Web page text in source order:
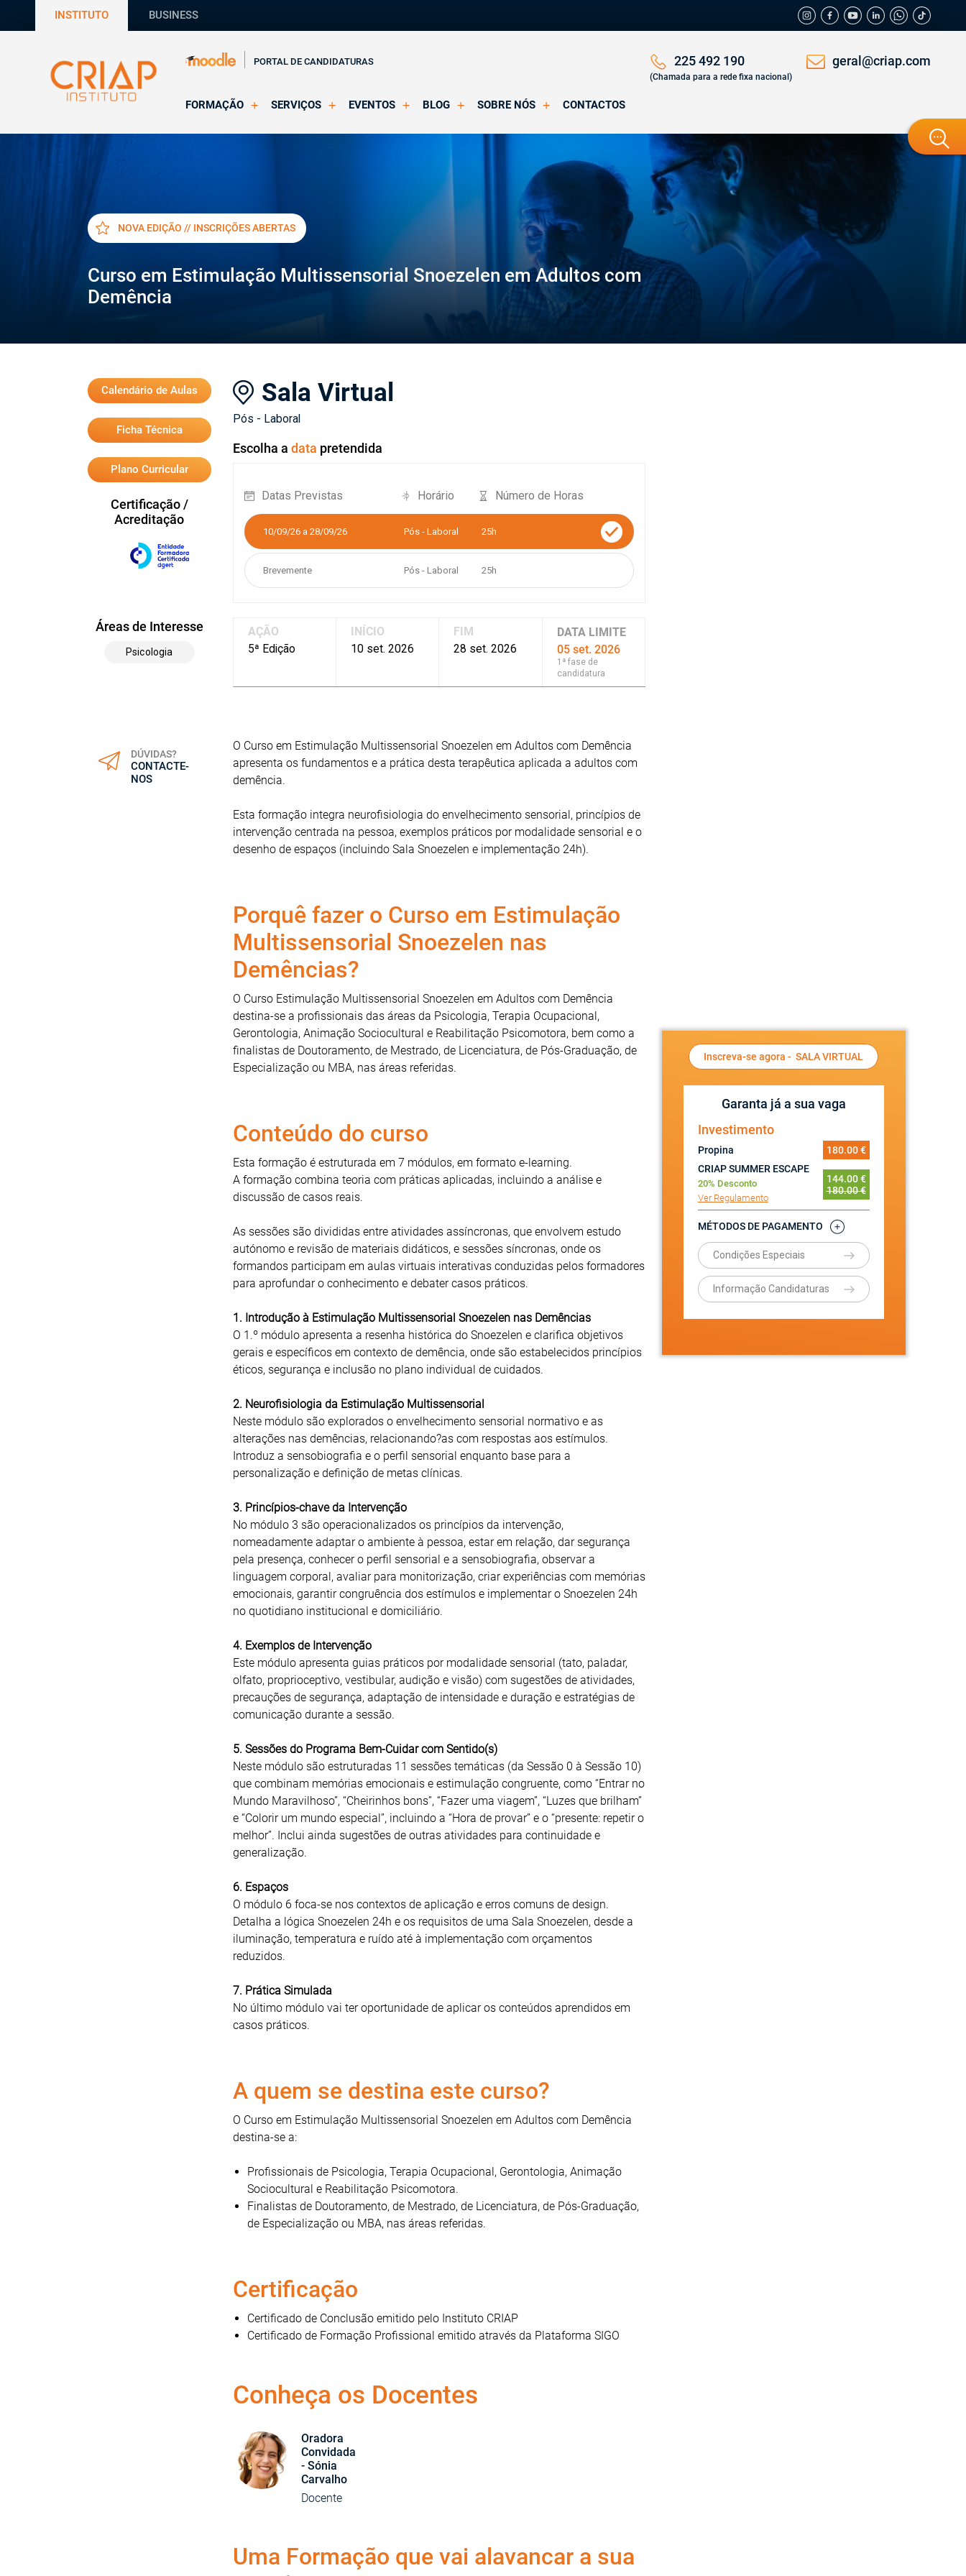
INSTITUTO BUSINESS
PORTAL DE CANDIDATURAS 225 492 190
(Chamada para a rede fixa nacional)
geral@criap.com
FORMAÇÃO SERVIÇOS EVENTOS BLOG SOBRE NÓS
Formação Acreditada OPP
Parcerias e Certificações
CONTACTOS
NOVA EDIÇÃO // INSCRIÇÕES ABERTAS
Curso em Estimulação Multissensorial Snoezelen em Adultos com
Demência
Calendário de Aulas
Ficha Técnica
Plano Curricular
Certificação /
Acreditação
Áreas de Interesse
Psicologia
DÚVIDAS?
CONTACTE-
NOS
Sala Virtual
Pós - Laboral
Escolha a data pretendida
Datas Previstas Horário Número de Horas
10/09/26 a 28/09/26 Pós - Laboral 25h
Brevemente Pós - Laboral 25h
AÇÃO
5ª Edição
INÍCIO
10 set. 2026
FIM
28 set. 2026
DATA LIMITE
05 set. 2026
1ª fase de
candidatura
O Curso em Estimulação Multissensorial Snoezelen em Adultos com Demência
apresenta os fundamentos e a prática desta terapêutica aplicada a adultos com
demência.
Esta formação integra neurofisiologia do envelhecimento sensorial, princípios de
intervenção centrada na pessoa, exemplos práticos por modalidade sensorial e o
desenho de espaços (incluindo Sala Snoezelen e implementação 24h).
Porquê fazer o Curso em Estimulação
Multissensorial Snoezelen nas
Demências?
O Curso Estimulação Multissensorial Snoezelen em Adultos com Demência
destina-se a profissionais das áreas da Psicologia, Terapia Ocupacional,
Gerontologia, Animação Sociocultural e Reabilitação Psicomotora, bem como a
finalistas de Doutoramento, de Mestrado, de Licenciatura, de Pós-Graduação, de
Especialização ou MBA, nas áreas referidas.
Conteúdo do curso
Esta formação é estruturada em 7 módulos, em formato e-learning.
A formação combina teoria com práticas aplicadas, incluindo a análise e
discussão de casos reais.
As sessões são divididas entre atividades assíncronas, que envolvem estudo
autónomo e revisão de materiais didáticos, e sessões síncronas, onde os
formandos participam em aulas virtuais interativas conduzidas pelos formadores
para aprofundar o conhecimento e debater casos práticos.
1. Introdução à Estimulação Multissensorial Snoezelen nas Demências
O 1.º módulo apresenta a resenha histórica do Snoezelen e clarifica objetivos
gerais e específicos em contexto de demência, onde são estabelecidos princípios
éticos, segurança e inclusão no plano individual de cuidados.
2. Neurofisiologia da Estimulação Multissensorial
Neste módulo são explorados o envelhecimento sensorial normativo e as
alterações nas demências, relacionando?as com respostas aos estímulos.
Introduz a sensobiografia e o perfil sensorial enquanto base para a
personalização e definição de metas clínicas.
3. Princípios-chave da Intervenção
No módulo 3 são operacionalizados os princípios da intervenção,
nomeadamente adaptar o ambiente à pessoa, estar em relação, dar segurança
pela presença, conhecer o perfil sensorial e a sensobiografia, observar a
linguagem corporal, avaliar para monitorização, criar experiências com memórias
emocionais, garantir congruência dos estímulos e implementar o Snoezelen 24h
no quotidiano institucional e domiciliário.
4. Exemplos de Intervenção
Este módulo apresenta guias práticos por modalidade sensorial (tato, paladar,
olfato, proprioceptivo, vestibular, audição e visão) com sugestões de atividades,
precauções de segurança, adaptação de intensidade e duração e estratégias de
comunicação durante a sessão.
5. Sessões do Programa Bem-Cuidar com Sentido(s)
Neste módulo são estruturadas 11 sessões temáticas (da Sessão 0 à Sessão 10)
que combinam memórias emocionais e estimulação congruente, como “Entrar no
Mundo Maravilhoso”, “Cheirinhos bons”, “Fazer uma viagem”, “Luzes que brilham”
e “Colorir um mundo especial”, incluindo a “Hora de provar” e o “presente: repetir o
melhor”. Inclui ainda sugestões de outras atividades para continuidade e
generalização.
6. Espaços
O módulo 6 foca-se nos contextos de aplicação e erros comuns de design.
Detalha a lógica Snoezelen 24h e os requisitos de uma Sala Snoezelen, desde a
iluminação, temperatura e ruído até à implementação com orçamentos
reduzidos.
7. Prática Simulada
No último módulo vai ter oportunidade de aplicar os conteúdos aprendidos em
casos práticos.
A quem se destina este curso?
O Curso em Estimulação Multissensorial Snoezelen em Adultos com Demência
destina-se a:
Profissionais de Psicologia, Terapia Ocupacional, Gerontologia, Animação
Sociocultural e Reabilitação Psicomotora.
Finalistas de Doutoramento, de Mestrado, de Licenciatura, de Pós-Graduação,
de Especialização ou MBA, nas áreas referidas.
Certificação
Certificado de Conclusão emitido pelo Instituto CRIAP
Certificado de Formação Profissional emitido através da Plataforma SIGO
Conheça os Docentes
Oradora
Convidada
- Sónia
Carvalho
Docente
Uma Formação que vai alavancar a sua
Inscreva-se agora -SALA VIRTUAL
Garanta já a sua vaga
Investimento
Propina
180.00 €
CRIAP SUMMER ESCAPE
20% Desconto
Ver Regulamento
144.00 €
180.00 €
MÉTODOS DE PAGAMENTO
Condições Especiais
Informação Candidaturas